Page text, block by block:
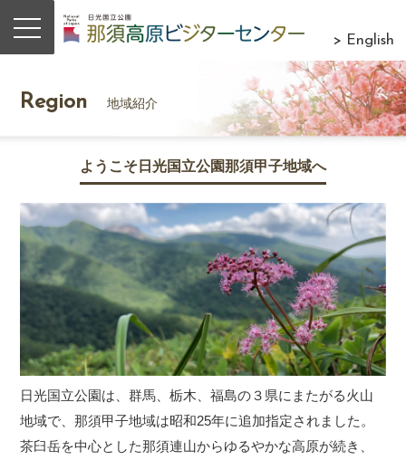
> English
Region 地域紹介
ようこそ日光国立公園那須甲子地域へ
日光国立公園は、群馬、栃木、福島の３県にまたがる火山
地域で、那須甲子地域は昭和25年に追加指定されました。
茶臼岳を中心とした那須連山からゆるやかな高原が続き、